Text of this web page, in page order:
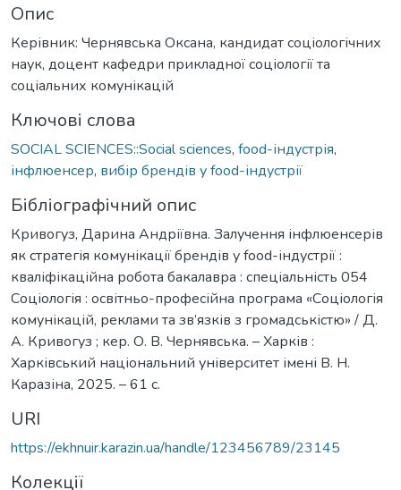
Опис
Керівник: Чернявська Оксана, кандидат соціологічних
наук, доцент кафедри прикладної соціології та
соціальних комунікацій
Ключові слова
SOCIAL SCIENCES::Social sciences, food-індустрія,
інфлюенсер, вибір брендів у food-індустрії
Бібліографічний опис
Кривогуз, Дарина Андріївна. Залучення інфлюенсерів
як стратегія комунікації брендів у food-індустрії :
кваліфікаційна робота бакалавра : спеціальність 054
Соціологія : освітньо-професійна програма «Соціологія
комунікацій, реклами та зв’язків з громадськістю» / Д.
А. Кривогуз ; кер. О. В. Чернявська. – Харків :
Харківський національний університет імені В. Н.
Каразіна, 2025. – 61 с.
URI
https://ekhnuir.karazin.ua/handle/123456789/23145
Колекції